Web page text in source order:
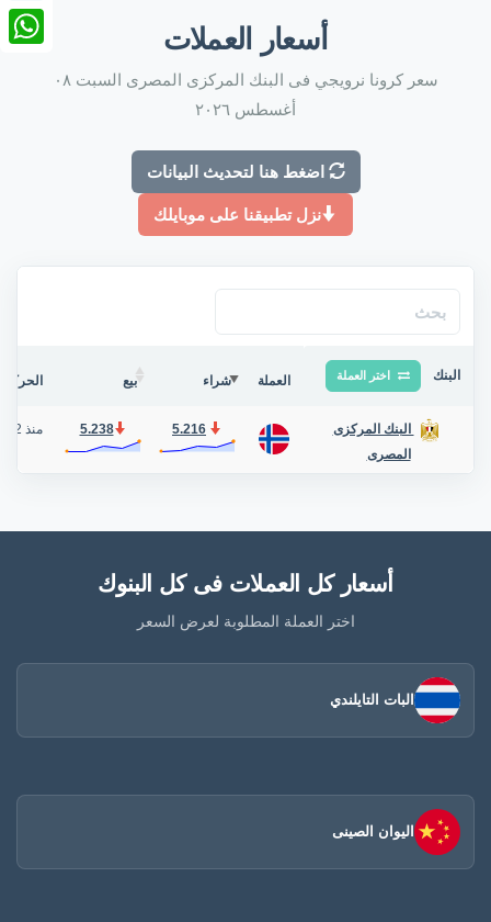
أسعار العملات
سعر كرونا نرويجي فى البنك المركزى المصرى السبت ٠٨
أغسطس ٢٠٢٦
اضغط هنا لتحديث البيانات
نزل تطبيقنا على موبايلك
البنك اختر العملة العملة شراء بيع الحركة
البنك المركزى
المصرى
5.216
5.238 منذ 2 أيام
أسعار كل العملات فى كل البنوك
اختر العملة المطلوبة لعرض السعر
البات التايلندي
اليوان الصينى​